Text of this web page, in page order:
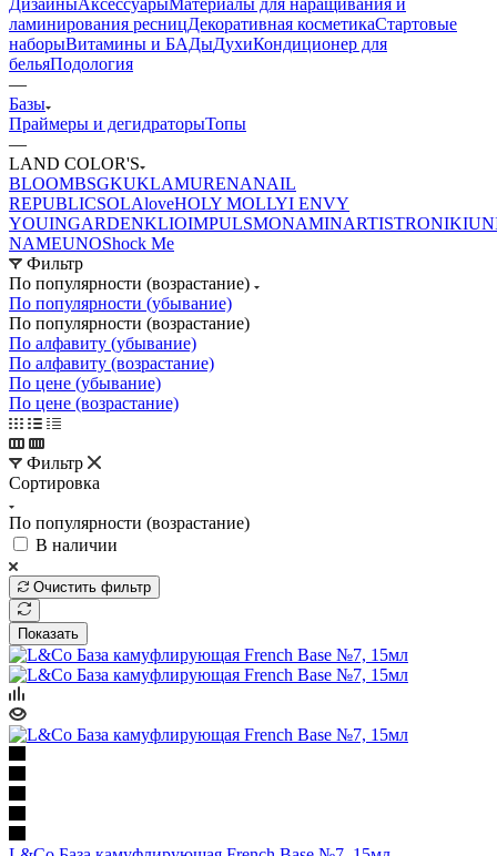
ламинирования ресницДекоративная косметикаСтартовые
наборыВитамины и БАДыДухиКондиционер для
бельяПодология
—
Базы
Праймеры и дегидраторыТопы
—
LAND COLOR'S
BLOOMBSGKUKLAMURENANAIL
REPUBLICSOLAloveHOLY MOLLYI ENVY
YOUINGARDENKLIOIMPULSMONAMINARTISTRONIKI
NAMEUNOShock Me
Фильтр
По популярности (возрастание)
По популярности (убывание)
По популярности (возрастание)
По алфавиту (убывание)
По алфавиту (возрастание)
По цене (убывание)
По цене (возрастание)
Фильтр
Сортировка
По популярности (возрастание)
В наличии
Очистить фильтр
Показать